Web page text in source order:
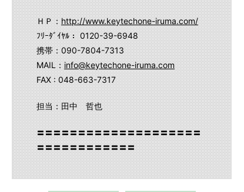
ＨＰ： http://www.keytechone-iruma.com/
ﾌﾘｰﾀﾞｲﾔﾙ： 0120-39-6948
携帯：090-7804-7313
MAIL： info@keytechone-iruma.com
FAX : 048-663-7317
担当：田中 哲也
〓〓〓〓〓〓〓〓〓〓〓〓〓〓〓〓〓〓〓〓
〓〓〓〓〓〓〓〓〓〓〓〓